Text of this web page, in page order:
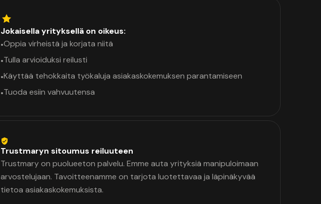
Jokaisella yrityksellä on oikeus:
•Oppia virheistä ja korjata niitä
•Tulla arvioiduksi reilusti
•Käyttää tehokkaita työkaluja asiakaskokemuksen parantamiseen
•Tuoda esiin vahvuutensa
Trustmaryn sitoumus reiluuteen
Trustmary on puolueeton palvelu. Emme auta yrityksiä manipuloimaan
arvostelujaan. Tavoitteenamme on tarjota luotettavaa ja läpinäkyvää
tietoa asiakaskokemuksista.